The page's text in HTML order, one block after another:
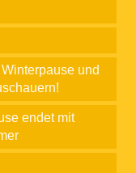
und
endet mit